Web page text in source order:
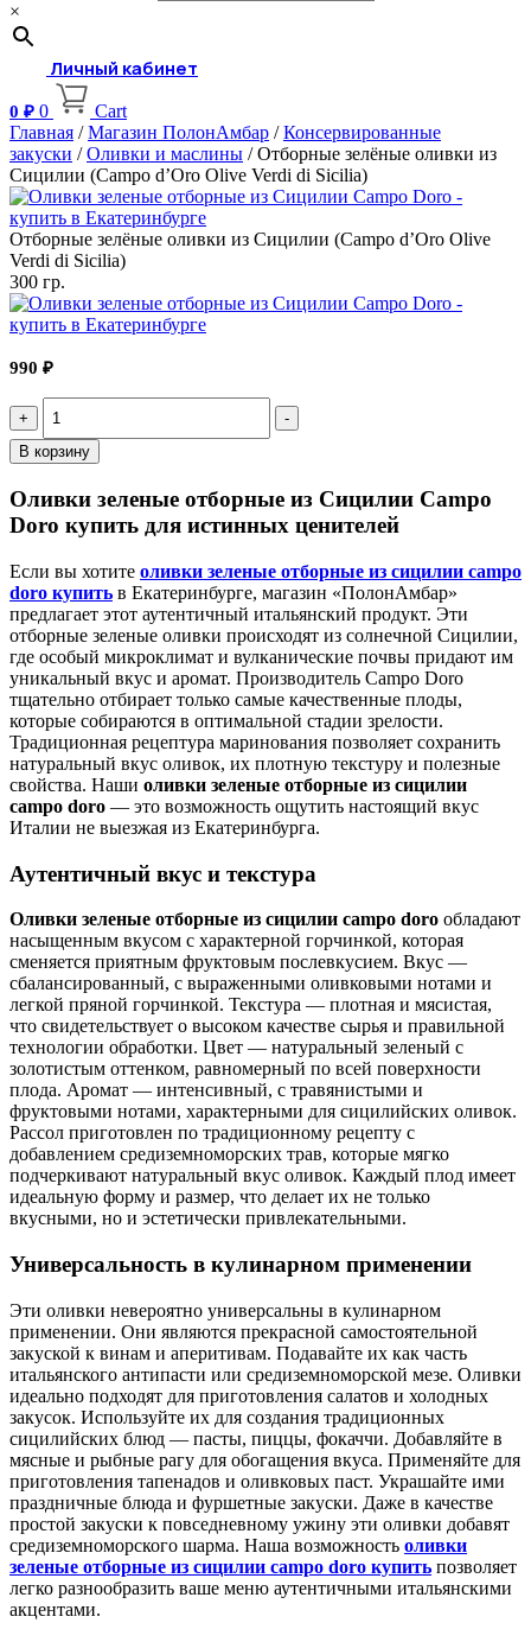
×
Личный кабинет
0 ₽ 0
Cart
Главная /Магазин ПолонАмбар /Консервированные
закуски /Оливки и маслины / Отборные зелёные оливки из
Сицилии (Campo d’Oro Olive Verdi di Sicilia)
Отборные зелёные оливки из Сицилии (Campo d’Oro Olive
Verdi di Sicilia)
300 гр.
990 ₽
Quantity
В корзину
Оливки зеленые отборные из Сицилии Campo
Doro купить для истинных ценителей
Если вы хотите оливки зеленые отборные из сицилии campo
doro купить в Екатеринбурге, магазин «ПолонАмбар»
предлагает этот аутентичный итальянский продукт. Эти
отборные зеленые оливки происходят из солнечной Сицилии,
где особый микроклимат и вулканические почвы придают им
уникальный вкус и аромат. Производитель Campo Doro
тщательно отбирает только самые качественные плоды,
которые собираются в оптимальной стадии зрелости.
Традиционная рецептура маринования позволяет сохранить
натуральный вкус оливок, их плотную текстуру и полезные
свойства. Наши оливки зеленые отборные из сицилии
campo doro — это возможность ощутить настоящий вкус
Италии не выезжая из Екатеринбурга.
Аутентичный вкус и текстура
Оливки зеленые отборные из сицилии campo doro обладают
насыщенным вкусом с характерной горчинкой, которая
сменяется приятным фруктовым послевкусием. Вкус —
сбалансированный, с выраженными оливковыми нотами и
легкой пряной горчинкой. Текстура — плотная и мясистая,
что свидетельствует о высоком качестве сырья и правильной
технологии обработки. Цвет — натуральный зеленый с
золотистым оттенком, равномерный по всей поверхности
плода. Аромат — интенсивный, с травянистыми и
фруктовыми нотами, характерными для сицилийских оливок.
Рассол приготовлен по традиционному рецепту с
добавлением средиземноморских трав, которые мягко
подчеркивают натуральный вкус оливок. Каждый плод имеет
идеальную форму и размер, что делает их не только
вкусными, но и эстетически привлекательными.
Универсальность в кулинарном применении
Эти оливки невероятно универсальны в кулинарном
применении. Они являются прекрасной самостоятельной
закуской к винам и аперитивам. Подавайте их как часть
итальянского антипасти или средиземноморской мезе. Оливки
идеально подходят для приготовления салатов и холодных
закусок. Используйте их для создания традиционных
сицилийских блюд — пасты, пиццы, фокаччи. Добавляйте в
мясные и рыбные рагу для обогащения вкуса. Применяйте для
приготовления тапенадов и оливковых паст. Украшайте ими
праздничные блюда и фуршетные закуски. Даже в качестве
простой закуски к повседневному ужину эти оливки добавят
средиземноморского шарма. Наша возможность оливки
зеленые отборные из сицилии campo doro купить позволяет
легко разнообразить ваше меню аутентичными итальянскими
акцентами.